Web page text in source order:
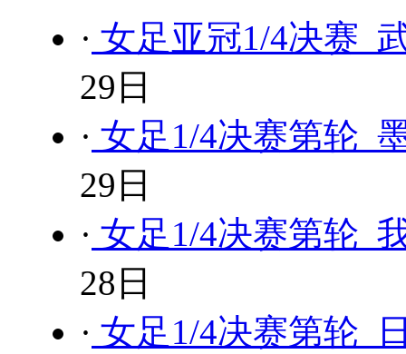
· 女足亚冠1/4决赛
29日
· 女足1/4决赛第轮
29日
· 女足1/4决赛第轮
28日
· 女足1/4决赛第轮